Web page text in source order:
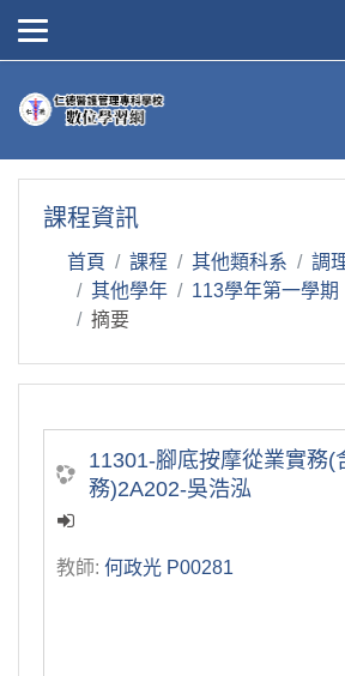
課程資訊
首頁 課程 其他類科系
調
其他學年
113學年第一學期
摘要
11301-腳底按摩從業實務(
務)2A202-吳浩泓
教師: 何政光 P00281